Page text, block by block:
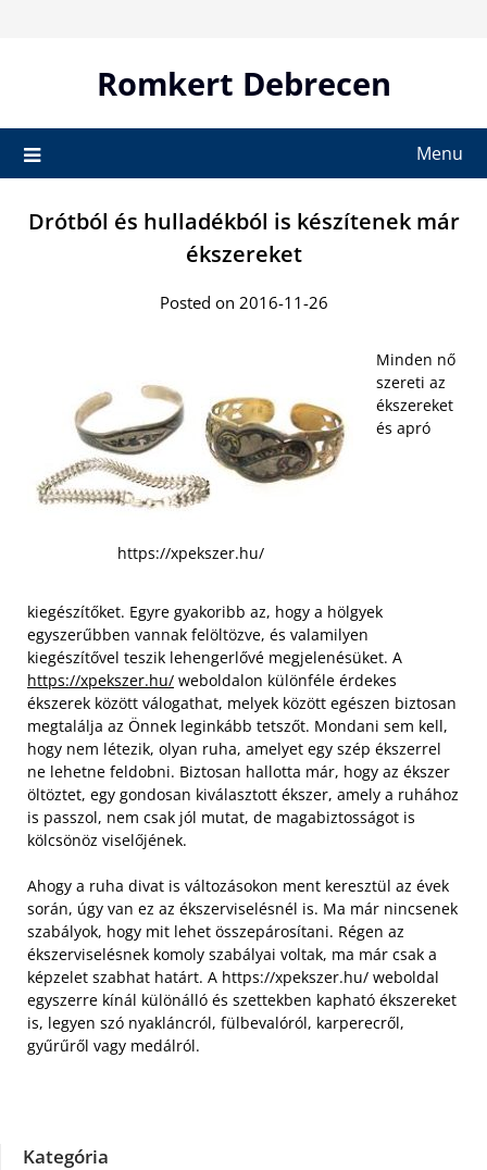
Romkert Debrecen
Menu
Drótból és hulladékból is készítenek már
ékszereket
Posted on 2016-11-26
https://xpekszer.hu/
Minden nő
szereti az
ékszereket
és apró
kiegészítőket. Egyre gyakoribb az, hogy a hölgyek
egyszerűbben vannak felöltözve, és valamilyen
kiegészítővel teszik lehengerlővé megjelenésüket. A
https://xpekszer.hu/ weboldalon különféle érdekes
ékszerek között válogathat, melyek között egészen biztosan
megtalálja az Önnek leginkább tetszőt. Mondani sem kell,
hogy nem létezik, olyan ruha, amelyet egy szép ékszerrel
ne lehetne feldobni. Biztosan hallotta már, hogy az ékszer
öltöztet, egy gondosan kiválasztott ékszer, amely a ruhához
is passzol, nem csak jól mutat, de magabiztosságot is
kölcsönöz viselőjének.
Ahogy a ruha divat is változásokon ment keresztül az évek
során, úgy van ez az ékszerviselésnél is. Ma már nincsenek
szabályok, hogy mit lehet összepárosítani. Régen az
ékszerviselésnek komoly szabályai voltak, ma már csak a
képzelet szabhat határt. A https://xpekszer.hu/ weboldal
egyszerre kínál különálló és szettekben kapható ékszereket
is, legyen szó nyakláncról, fülbevalóról, karperecről,
gyűrűről vagy medálról.
Kategória